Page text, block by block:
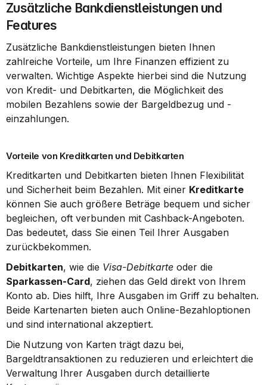
Zusätzliche Bankdienstleistungen und
Features
Zusätzliche Bankdienstleistungen bieten Ihnen
zahlreiche Vorteile, um Ihre Finanzen effizient zu
verwalten. Wichtige Aspekte hierbei sind die Nutzung
von Kredit- und Debitkarten, die Möglichkeit des
mobilen Bezahlens sowie der Bargeldbezug und -
einzahlungen.
Vorteile von Kreditkarten und Debitkarten
Kreditkarten und Debitkarten bieten Ihnen Flexibilität
und Sicherheit beim Bezahlen. Mit einer Kreditkarte
können Sie auch größere Beträge bequem und sicher
begleichen, oft verbunden mit Cashback-Angeboten.
Das bedeutet, dass Sie einen Teil Ihrer Ausgaben
zurückbekommen.
Debitkarten, wie die Visa-Debitkarte
Sparkassen-Card, ziehen das Geld direkt von Ihrem
Konto ab. Dies hilft, Ihre Ausgaben im Griff zu behalten.
Beide Kartenarten bieten auch Online-Bezahloptionen
und sind international akzeptiert.
Die Nutzung von Karten trägt dazu bei,
Bargeldtransaktionen zu reduzieren und erleichtert die
Verwaltung Ihrer Ausgaben durch detaillierte